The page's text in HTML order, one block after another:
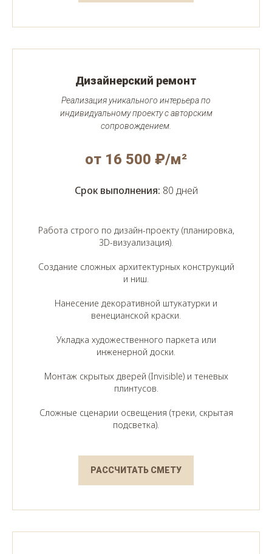
Дизайнерский ремонт
Реализация уникального интерьера по
индивидуальному проекту с авторским
сопровождением.
от 16 500 ₽/м²
Срок выполнения: 80 дней
Работа строго по дизайн-проекту (планировка,
3D-визуализация).
Создание сложных архитектурных конструкций
и ниш.
Нанесение декоративной штукатурки и
венецианской краски.
Укладка художественного паркета или
инженерной доски.
Монтаж скрытых дверей (Invisible) и теневых
плинтусов.
Сложные сценарии освещения (треки, скрытая
подсветка).
РАССЧИТАТЬ СМЕТУ